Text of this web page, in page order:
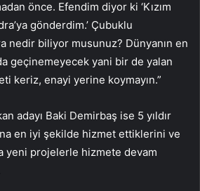
önce. Efendim diyor ki ‘Kızım
gönderdim.’ Çubuklu
nedir biliyor musunuz? Dünyanın en
geçinemeyecek yani bir de yalan
keriz, enayi yerine koymayın.”
adayı Baki Demirbaş ise 5 yıldır
en iyi şekilde hizmet ettiklerini ve
yeni projelerle hizmete devam